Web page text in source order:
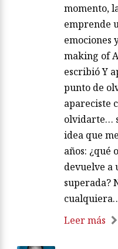
momento,
emprende
emociones
making of
escribió Y
punto de
apareciste
olvidarte…
idea que
años: ¿qué
devuelve a
superada?
Leer más